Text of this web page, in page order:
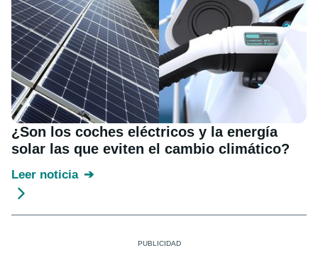
¿Son los coches eléctricos y la energía
solar las que eviten el cambio climático?
Leer noticia